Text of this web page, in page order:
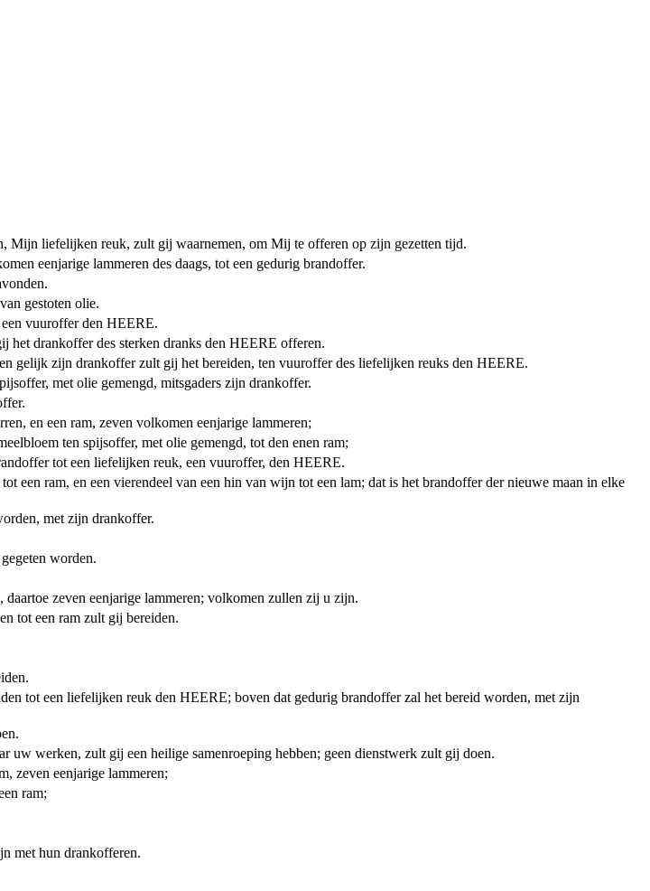
liefelijken reuk, zult gij waarnemen, om Mij te offeren op zijn gezetten tijd.
eenjarige lammeren des daags, tot een gedurig brandoffer.
gestoten olie.
vuuroffer den HEERE.
drankoffer des sterken dranks den HEERE offeren.
gelijk zijn drankoffer zult gij het bereiden, ten vuuroffer des liefelijken reuks den HEERE.
met olie gemengd, mitsgaders zijn drankoffer.
en een ram, zeven volkomen eenjarige lammeren;
ten spijsoffer, met olie gemengd, tot den enen ram;
tot een liefelijken reuk, een vuuroffer, den HEERE.
een ram, en een vierendeel van een hin van wijn tot een lam; dat is het brandoffer der nieuwe maan in elke
met zijn drankoffer.
worden.
zeven eenjarige lammeren; volkomen zullen zij u zijn.
tot een ram zult gij bereiden.
tot een liefelijken reuk den HEERE; boven dat gedurig brandoffer zal het bereid worden, met zijn
werken, zult gij een heilige samenroeping hebben; geen dienstwerk zult gij doen.
zeven eenjarige lammeren;
ram;
met hun drankofferen.